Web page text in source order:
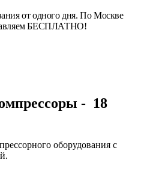
от одного дня. По Москве
БЕСПЛАТНО!
- 18
оборудования с